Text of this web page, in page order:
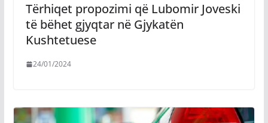
Tërhiqet propozimi që Lubomir Joveski
të bëhet gjyqtar në Gjykatën
Kushtetuese
24/01/2024